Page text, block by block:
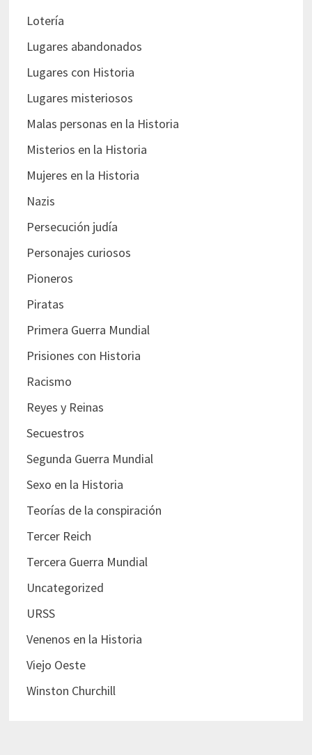
Lotería
Lugares abandonados
Lugares con Historia
Lugares misteriosos
Malas personas en la Historia
Misterios en la Historia
Mujeres en la Historia
Nazis
Persecución judía
Personajes curiosos
Pioneros
Piratas
Primera Guerra Mundial
Prisiones con Historia
Racismo
Reyes y Reinas
Secuestros
Segunda Guerra Mundial
Sexo en la Historia
Teorías de la conspiración
Tercer Reich
Tercera Guerra Mundial
Uncategorized
URSS
Venenos en la Historia
Viejo Oeste
Winston Churchill